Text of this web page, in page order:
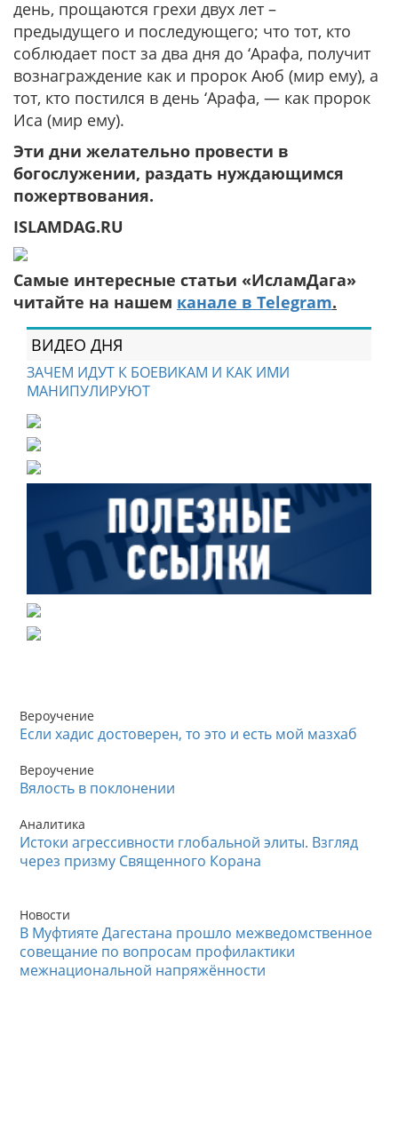
день, прощаются грехи двух лет –
предыдущего и последующего; что тот, кто
соблюдает пост за два дня до ‘Арафа, получит
вознаграждение как и пророк Аюб (мир ему), а
тот, кто постился в день ‘Арафа, — как пророк
Иса (мир ему).
Эти дни желательно провести в
богослужении, раздать нуждающимся
пожертвования.
ISLAMDAG.RU
Самые интересные статьи «ИсламДага»
читайте на нашем канале в Telegram.
ВИДЕО ДНЯ
ЗАЧЕМ ИДУТ К БОЕВИКАМ И КАК ИМИ
МАНИПУЛИРУЮТ
Вероучение
Если хадис достоверен, то это и есть мой мазхаб
Вероучение
Вялость в поклонении
Аналитика
Истоки агрессивности глобальной элиты. Взгляд
через призму Священного Корана
Новости
В Муфтияте Дагестана прошло межведомственное
совещание по вопросам профилактики
межнациональной напряжённости